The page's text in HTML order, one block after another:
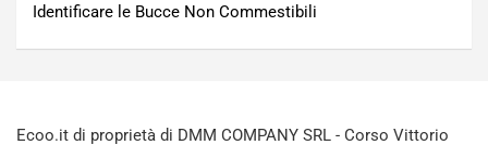
Identificare le Bucce Non Commestibili
Ecoo.it di proprietà di DMM COMPANY SRL - Corso Vittorio